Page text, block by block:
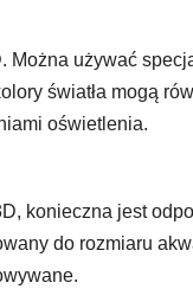
używać
światła mogą
oświetlenia.
konieczna jest
do rozmiaru